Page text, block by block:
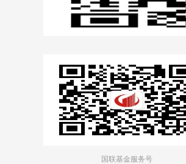
国联基金服务号